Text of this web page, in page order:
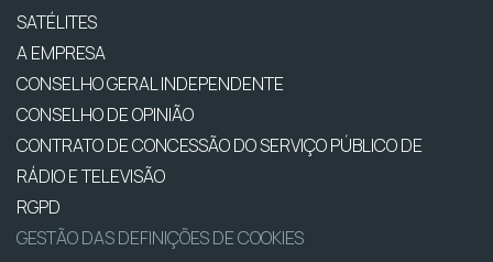
SATÉLITES
A EMPRESA
CONSELHO GERAL INDEPENDENTE
CONSELHO DE OPINIÃO
CONTRATO DE CONCESSÃO DO SERVIÇO PÚBLICO DE
RÁDIO E TELEVISÃO
RGPD
GESTÃO DAS DEFINIÇÕES DE COOKIES